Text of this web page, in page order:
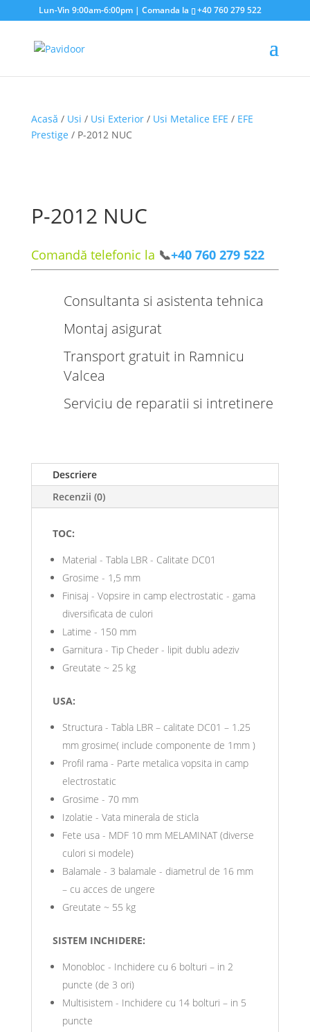
Lun-Vin 9:00am-6:00pm | Comanda la +40 760 279 522
Acasă / Usi / Usi Exterior/ Usi Metalice EFE / EFE
Prestige / P-2012 NUC
P-2012 NUC
Comandă telefonic la 📞+40 760 279 522
Consultanta si asistenta tehnica
Montaj asigurat
Transport gratuit in Ramnicu
Valcea
Serviciu de reparatii si intretinere
Descriere
Recenzii (0)
TOC:
Material - Tabla LBR - Calitate DC01
Grosime - 1,5 mm
Finisaj - Vopsire in camp electrostatic - gama
diversificata de culori
Latime - 150 mm
Garnitura - Tip Cheder - lipit dublu adeziv
Greutate ~ 25 kg
USA:
Structura - Tabla LBR – calitate DC01 – 1.25
mm grosime( include componente de 1mm )
Profil rama - Parte metalica vopsita in camp
electrostatic
Grosime - 70 mm
Izolatie - Vata minerala de sticla
Fete usa - MDF 10 mm MELAMINAT (diverse
culori si modele)
Balamale - 3 balamale - diametrul de 16 mm
– cu acces de ungere
Greutate ~ 55 kg
SISTEM INCHIDERE:
Monobloc - Inchidere cu 6 bolturi – in 2
puncte (de 3 ori)
Multisistem - Inchidere cu 14 bolturi – in 5
puncte